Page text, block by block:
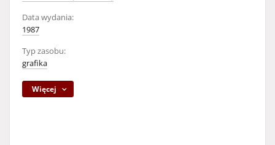
Data wydania:
1987
Typ zasobu:
grafika
Więcej